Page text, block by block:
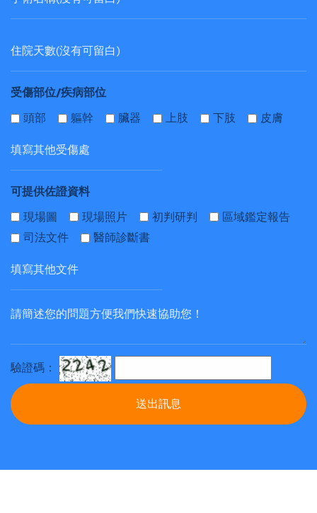
受傷部位/疾病部位
頭部
軀幹 臟器 上肢 下肢 皮膚
可提供佐證資料
現場圖
現場照片 初判研判
區域鑑定報告
司法文件
醫師診斷書
驗證碼：
送出訊息